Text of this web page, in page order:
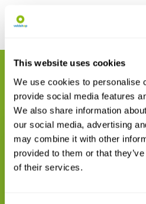
This website uses cookies
We use cookies to personalise
provide social media features
We also share information
our social media, advertising
may combine it with other
provided to them or that
of their services.
Teilen
Vervollständigen Sie Ihre